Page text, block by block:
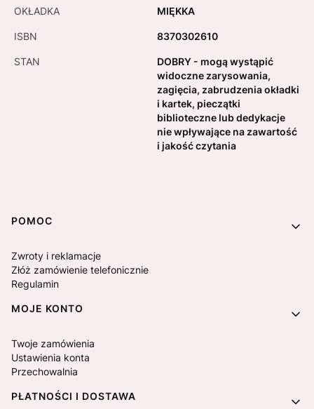
OKŁADKA MIĘKKA
ISBN 8370302610
STAN
DOBRY - mogą wystąpić
widoczne zarysowania,
zagięcia, zabrudzenia okładki
i kartek, pieczątki
biblioteczne lub dedykacje
nie wpływające na zawartość
i jakość czytania
Linki w stopce
POMOC
Zwroty i reklamacje
Złóż zamówienie telefonicznie
Regulamin
MOJE KONTO
Twoje zamówienia
Ustawienia konta
Przechowalnia
PŁATNOŚCI I DOSTAWA